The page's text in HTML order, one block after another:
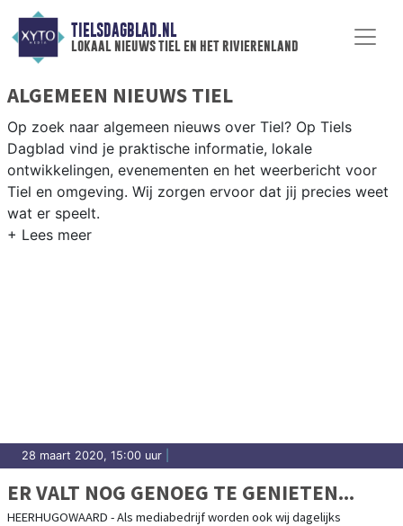
TIELSDAGBLAD.NL
lokaal nieuws tiel en het rivierenland
ALGEMEEN NIEUWS TIEL
Op zoek naar algemeen nieuws over Tiel? Op Tiels
Dagblad vind je praktische informatie, lokale
ontwikkelingen, evenementen en het weerbericht voor
Tiel en omgeving. Wij zorgen ervoor dat jij precies weet
wat er speelt.
28 maart 2020, 15:00 uur
ER VALT NOG GENOEG TE GENIETEN...
HEERHUGOWAARD - Als mediabedrijf worden ook wij dagelijks